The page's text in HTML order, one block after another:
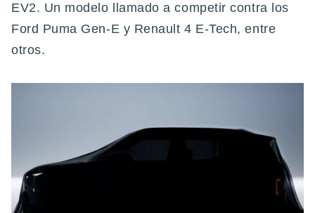
EV2. Un modelo llamado a competir contra los
Ford Puma Gen-E y Renault 4 E-Tech, entre
otros.